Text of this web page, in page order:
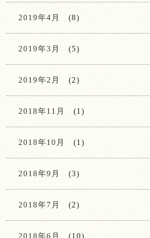
2019年4月 (8)
2019年3月 (5)
2019年2月 (2)
2018年11月 (1)
2018年10月 (1)
2018年9月 (3)
2018年7月 (2)
2018年6月 (10)